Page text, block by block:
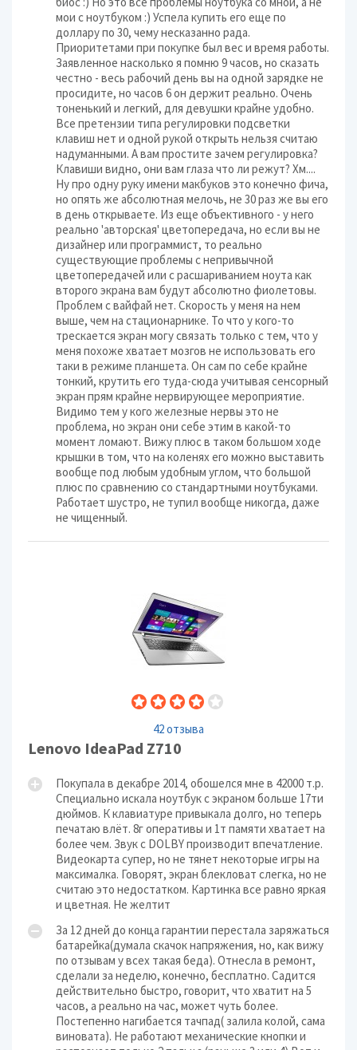
мои с ноутбуком :) Успела купить его еще по
доллару по 30, чему несказанно рада.
Приоритетами при покупке был вес и время работы.
Заявленное насколько я помню 9 часов, но сказать
честно - весь рабочий день вы на одной зарядке не
просидите, но часов 6 он держит реально. Очень
тоненький и легкий, для девушки крайне удобно.
Все претензии типа регулировки подсветки
клавиш нет и одной рукой открыть нельзя считаю
надуманными. А вам простите зачем регулировка?
Клавиши видно, они вам глаза что ли режут? Хм....
Ну про одну руку имени макбуков это конечно фича,
но опять же абсолютная мелочь, не 30 раз же вы его
в день открываете. Из еще объективного - у него
реально 'авторская' цветопередача, но если вы не
дизайнер или программист, то реально
существующие проблемы с непривычной
цветопередачей или с расшариванием ноута как
второго экрана вам будут абсолютно фиолетовы.
Проблем с вайфай нет. Скорость у меня на нем
выше, чем на стационарнике. То что у кого-то
трескается экран могу связать только с тем, что у
меня похоже хватает мозгов не использовать его
таки в режиме планшета. Он сам по себе крайне
тонкий, крутить его туда-сюда учитывая сенсорный
экран прям крайне нервирующее мероприятие.
Видимо тем у кого железные нервы это не
проблема, но экран они себе этим в какой-то
момент ломают. Вижу плюс в таком большом ходе
крышки в том, что на коленях его можно выставить
вообще под любым удобным углом, что большой
плюс по сравнению со стандартными ноутбуками.
Работает шустро, не тупил вообще никогда, даже
не чищенный.
42 отзыва
Lenovo IdeaPad Z710
Покупала в декабре 2014, обошелся мне в 42000 т.р.
Специально искала ноутбук с экраном больше 17ти
дюймов. К клавиатуре привыкала долго, но теперь
печатаю влёт. 8г оперативы и 1т памяти хватает на
более чем. Звук с DOLBY производит впечатление.
Видеокарта супер, но не тянет некоторые игры на
максималка. Говорят, экран блекловат слегка, но не
считаю это недостатком. Картинка все равно яркая
и цветная. Не желтит
За 12 дней до конца гарантии перестала заряжаться
батарейка(думала скачок напряжения, но, как вижу
по отзывам у всех такая беда). Отнесла в ремонт,
сделали за неделю, конечно, бесплатно. Садится
действительно быстро, говорит, что хватит на 5
часов, а реально на час, может чуть более.
Постепенно нагибается тачпад( залила колой, сама
виновата). Не работают механические кнопки и